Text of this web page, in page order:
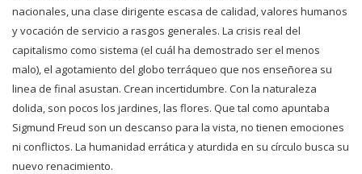
nacionales, una clase dirigente escasa de calidad, valores humanos
y vocación de servicio a rasgos generales. La crisis real del
capitalismo como sistema (el cuál ha demostrado ser el menos
malo), el agotamiento del globo terráqueo que nos enseñorea su
linea de final asustan. Crean incertidumbre. Con la naturaleza
dolida, son pocos los jardines, las flores. Que tal como apuntaba
Sigmund Freud son un descanso para la vista, no tienen emociones
ni conflictos. La humanidad errática y aturdida en su círculo busca su
nuevo renacimiento.